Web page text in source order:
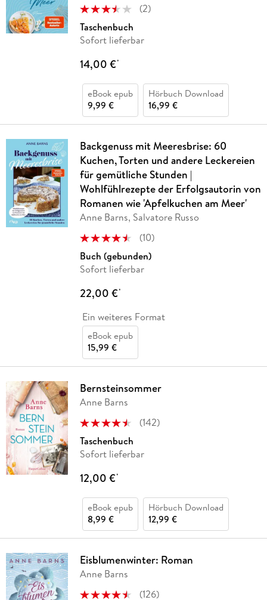
(2)
Taschenbuch
Sofort lieferbar
14,00 €*
eBook epub
9,99 €
Hörbuch Download
16,99 €
Backgenuss mit Meeresbrise: 60
Kuchen, Torten und andere Leckereien
für gemütliche Stunden |
Wohlfühlrezepte der Erfolgsautorin von
Romanen wie 'Apfelkuchen am Meer'
Anne Barns, Salvatore Russo
(10)
Buch (gebunden)
Sofort lieferbar
22,00 €*
Ein weiteres Format
eBook epub
15,99 €
Bernsteinsommer
Anne Barns
(142)
Taschenbuch
Sofort lieferbar
12,00 €*
eBook epub
8,99 €
Hörbuch Download
12,99 €
Eisblumenwinter: Roman
Anne Barns
(126)